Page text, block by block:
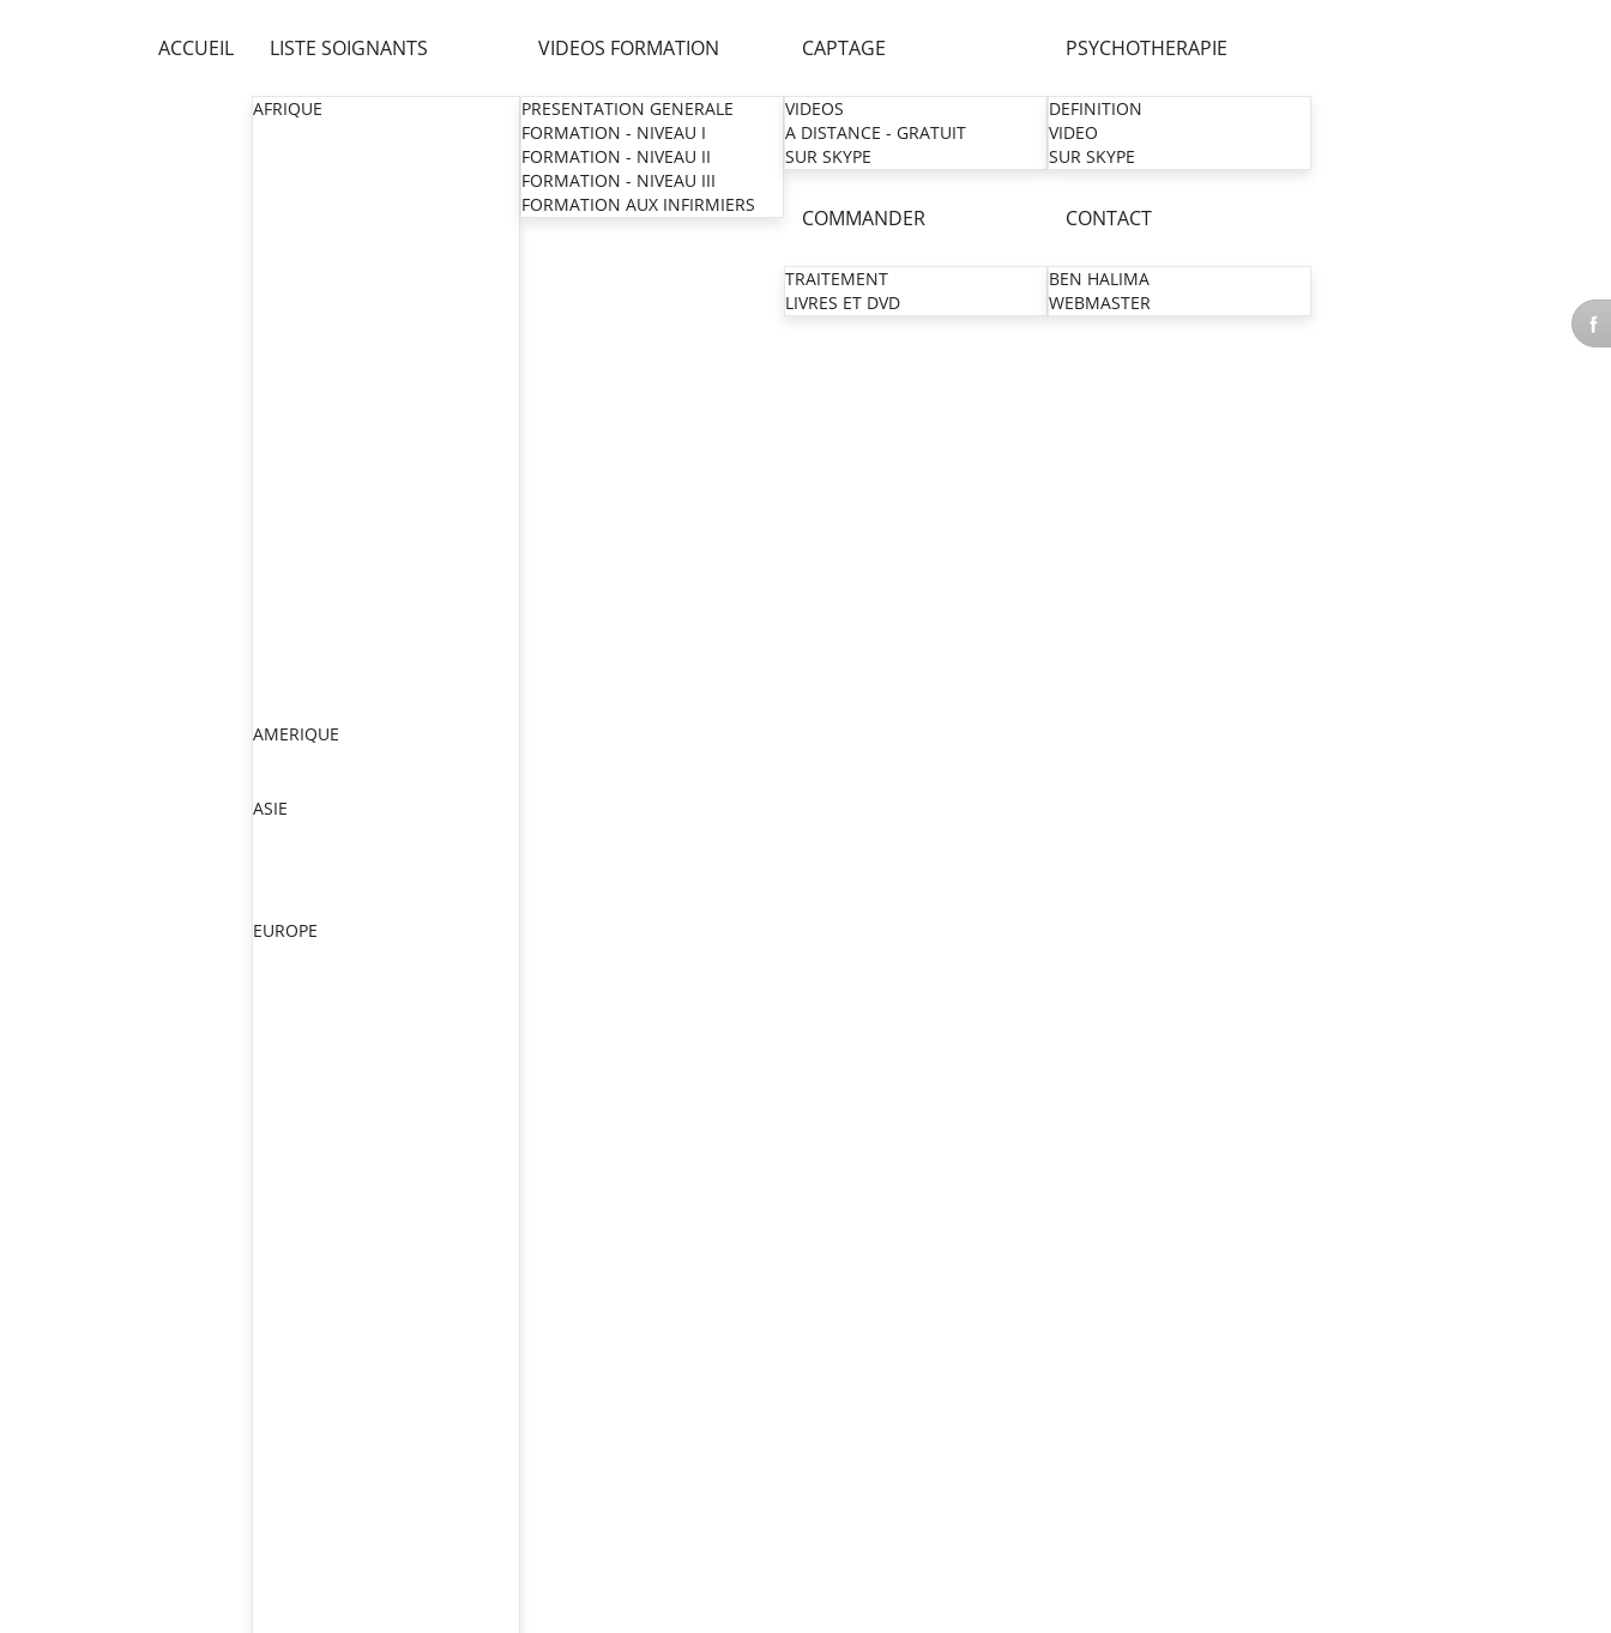
ACCUEIL LISTE SOIGNANTS
AFRIQUE
AMERIQUE
ASIE
EUROPE
VIDEOS FORMATION
PRESENTATION GENERALE
FORMATION - NIVEAU I
FORMATION - NIVEAU II
FORMATION - NIVEAU III
FORMATION AUX INFIRMIERS
CAPTAGE
VIDEOS
A DISTANCE - GRATUIT
SUR SKYPE
PSYCHOTHERAPIE
DEFINITION
VIDEO
SUR SKYPE
COMMANDER
TRAITEMENT
LIVRES ET DVD
CONTACT
BEN HALIMA
WEBMASTER